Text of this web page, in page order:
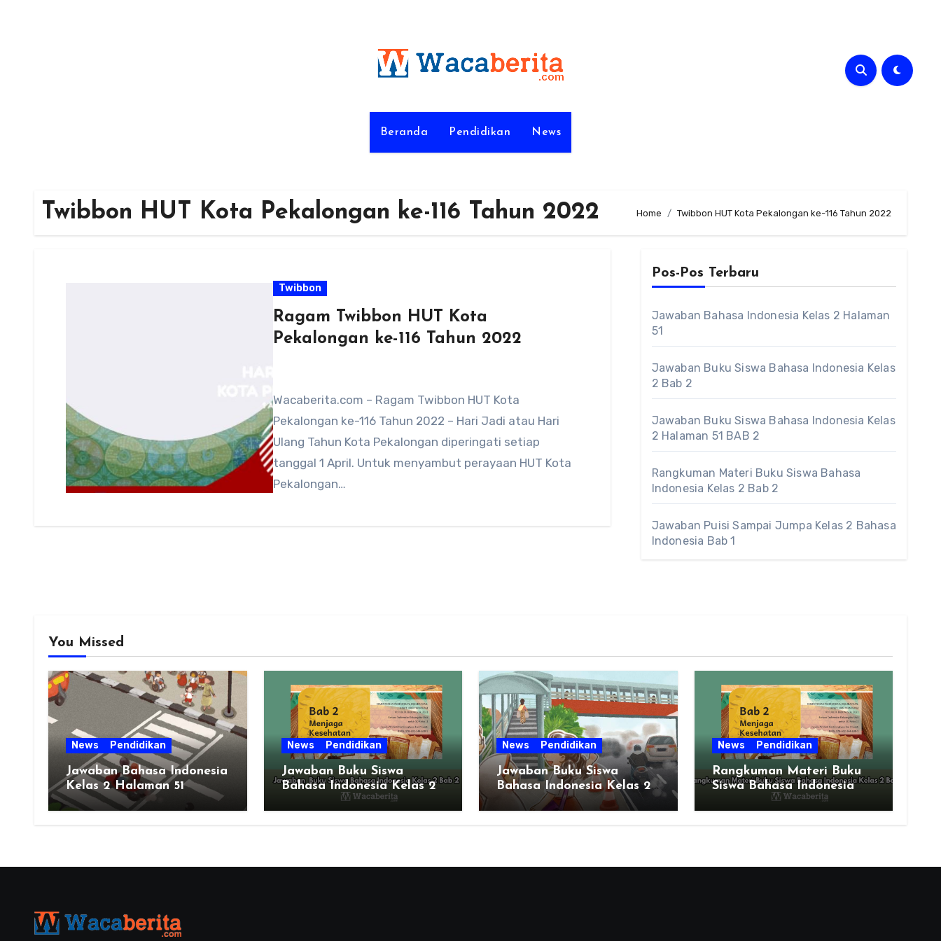
Beranda Pendidikan News
Twibbon HUT Kota Pekalongan ke-116 Tahun 2022 Home Twibbon HUT Kota Pekalongan ke-116 Tahun 2022
Twibbon
Ragam Twibbon HUT Kota
Pekalongan ke-116 Tahun 2022
Wacaberita.com – Ragam Twibbon HUT Kota
Pekalongan ke-116 Tahun 2022 – Hari Jadi atau Hari
Ulang Tahun Kota Pekalongan diperingati setiap
tanggal 1 April. Untuk menyambut perayaan HUT Kota
Pekalongan…
Pos-Pos Terbaru
Jawaban Bahasa Indonesia Kelas 2 Halaman
51
Jawaban Buku Siswa Bahasa Indonesia Kelas
2 Bab 2
Jawaban Buku Siswa Bahasa Indonesia Kelas
2 Halaman 51 BAB 2
Rangkuman Materi Buku Siswa Bahasa
Indonesia Kelas 2 Bab 2
Jawaban Puisi Sampai Jumpa Kelas 2 Bahasa
Indonesia Bab 1
You Missed
News Pendidikan
Jawaban Bahasa Indonesia
Kelas 2 Halaman 51
News Pendidikan
Jawaban Buku Siswa
Bahasa Indonesia Kelas 2
News Pendidikan
Jawaban Buku Siswa
Bahasa Indonesia Kelas 2
Halaman 51 BAB 2
News Pendidikan
Rangkuman Materi Buku
Siswa Bahasa Indonesia
Kelas 2 Bab 2